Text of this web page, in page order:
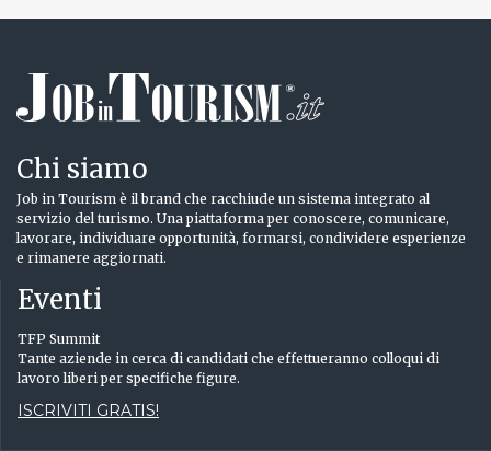
Chi siamo
Job in Tourism è il brand che racchiude un sistema integrato al
servizio del turismo. Una piattaforma per conoscere, comunicare,
lavorare, individuare opportunità, formarsi, condividere esperienze
e rimanere aggiornati.
Eventi
TFP Summit
Tante aziende in cerca di candidati che effettueranno colloqui di
lavoro liberi per specifiche figure.
ISCRIVITI GRATIS!